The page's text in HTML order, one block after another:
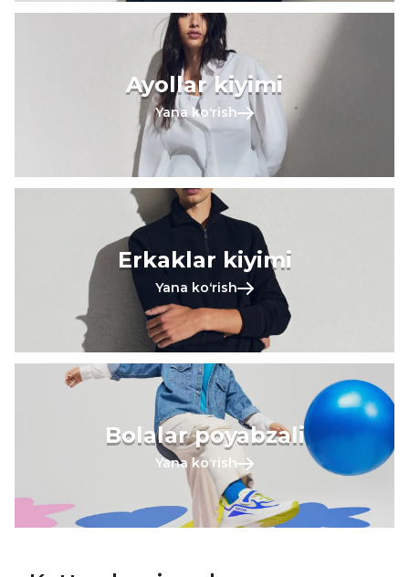
Ayollar kiyimi
Yana koʻrish
Erkaklar kiyimi
Yana koʻrish
Bolalar poyabzali
Yana koʻrish